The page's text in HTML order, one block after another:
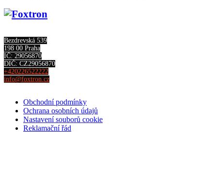
Bezdrevská 539
198 00 Praha
IČ: 29056870
DIČ: CZ29056870
+420226522222
info@foxtron.cz
Obchodní podmínky
Ochrana osobních údajů
Nastavení souborů cookie
Reklamační řád